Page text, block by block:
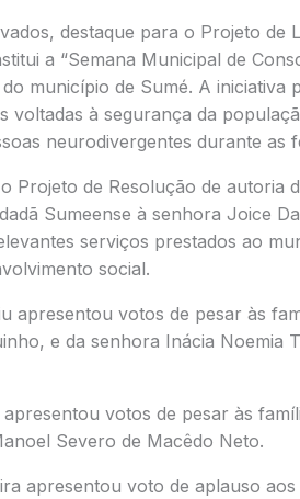
destaque para o Projeto de
a “Semana Municipal de
município de Sumé. A iniciativa
voltadas à segurança da
neurodivergentes durante as
Projeto de Resolução de autoria
Sumeense à senhora Joice
serviços prestados ao
social.
apresentou votos de pesar às
e da senhora Inácia Noemia
votos de pesar às
Severo de Macêdo Neto.
apresentou voto de aplauso aos